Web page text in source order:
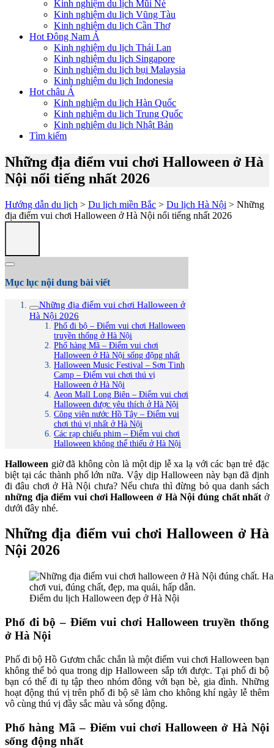
Kinh nghiệm du lịch Mũi Né
Kinh nghiệm du lịch Vũng Tàu
Kinh nghiệm du lịch Cần Thơ
Hot Đông Nam Á
Kinh nghiệm du lịch Thái Lan
Kinh nghiệm du lịch Singapore
Kinh nghiệm du lịch bụi Malaysia
Kinh nghiệm du lịch Indonesia
Hot châu Á
Kinh nghiệm du lịch Hàn Quốc
Kinh nghiệm du lịch Trung Quốc
Kinh nghiệm du lịch Nhật Bản
Tìm kiếm
Những địa điểm vui chơi Halloween ở Hà
Nội nổi tiếng nhất 2026
Hướng dẫn du lịch > Du lịch miền Bắc > Du lịch Hà Nội > Những
địa điểm vui chơi Halloween ở Hà Nội nổi tiếng nhất 2026
Mục lục nội dung bài viết
Những địa điểm vui chơi Halloween ở
Hà Nội 2026
Phố đi bộ – Điểm vui chơi Halloween
truyền thống ở Hà Nội
Phố hàng Mã – Điểm vui chơi
Halloween ở Hà Nội sống động nhất
Halloween Music Festival – Sơn Tinh
Camp – Điểm vui chơi thú vị
Halloween ở Hà Nội
Aeon Mall Long Biên – Điểm vui chơi
Halloween được yêu thích ở Hà Nội
Công viên nước Hồ Tây – Điểm vui
chơi thú vị nhất ở Hà Nội
Các rạp chiếu phim – Điểm vui chơi
Halloween không thể thiếu ở Hà Nội
Halloween giờ đã không còn là một dịp lễ xa lạ với các bạn trẻ đặc
biệt tại các thành phố lớn nữa. Vậy dịp Halloween này bạn đã định
đi đâu chơi ở Hà Nội chưa? Nếu chưa thì đừng bỏ qua danh sách
những địa điểm vui chơi Halloween ở Hà Nội đúng chất nhất ở
dưới đây nhé.
Những địa điểm vui chơi Halloween ở Hà
Nội 2026
Điểm du lịch Halloween đẹp ở Hà Nội
Phố đi bộ – Điểm vui chơi Halloween truyền thống
ở Hà Nội
Phố đi bộ Hồ Gươm chắc chắn là một điểm vui chơi Halloween bạn
không thể bỏ qua trong dịp Halloween sắp tới được. Tại phố đi bộ
bạn có thể đi tụ tập theo nhóm đông với bạn bè, gia đình. Những
hoạt động thú vị trên phố đi bộ sẽ làm cho không khí ngày lễ thêm
vô cùng thú vị đầy sắc màu và sống động.
Phố hàng Mã – Điểm vui chơi Halloween ở Hà Nội
sống động nhất